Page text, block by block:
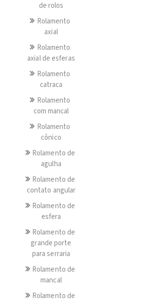
de rolos
Rolamento
axial
Rolamento
axial de esferas
Rolamento
catraca
Rolamento
com mancal
Rolamento
cônico
Rolamento de
agulha
Rolamento de
contato angular
Rolamento de
esfera
Rolamento de
grande porte
para serraria
Rolamento de
mancal
Rolamento de